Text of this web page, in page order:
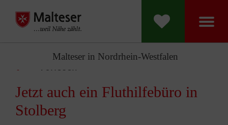
Malteser in Nordrhein-Westfalen
Vorlesen
Jetzt auch ein Fluthilfebüro in
Stolberg